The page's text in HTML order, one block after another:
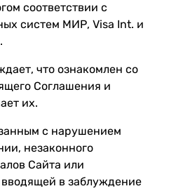
соответствии с
систем МИР, Visa Int. и
что ознакомлен со
Соглашения и
их.
с нарушением
незаконного
Сайта или
в заблуждение